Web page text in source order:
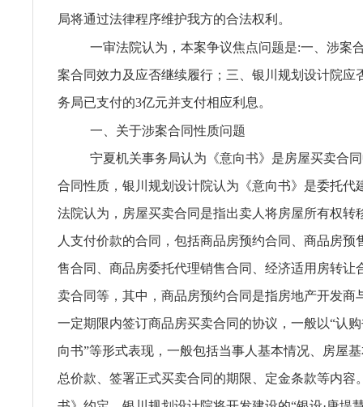
局将通过法律程序维护我方的合法权利。
一审法院认为，本案争议焦点问题是:一、涉案
案合同效力及应否继续履行；三、银川规划设计院应
务局已支付的3亿元并支付相应利息。
一、关于涉案合同性质问题
宁夏机关事务局认为《意向书》是房屋买卖合
合同性质，银川规划设计院认为《意向书》是委托代
法院认为，房屋买卖合同是指出卖人将房屋所有权转
人支付价款的合同，包括商品房预约合同、商品房预
售合同、商品房委托代理销售合同、经济适用房转让
卖合同等，其中，商品房预约合同是指房地产开发商
一定期限内签订商品房买卖合同的协议，一般以“认购
向书”等形式表现，一般包括当事人基本情况、房屋
总价款、签署正式买卖合同的期限、定金条款等内容